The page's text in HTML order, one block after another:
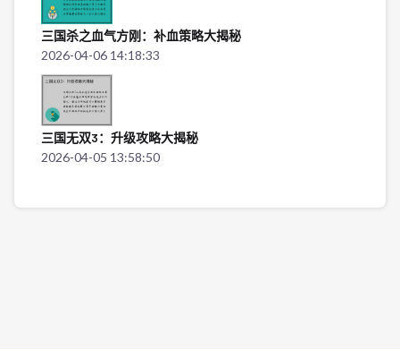
三国杀之血气方刚：补血策略大揭秘
2026-04-06 14:18:33
三国无双3：升级攻略大揭秘
2026-04-05 13:58:50